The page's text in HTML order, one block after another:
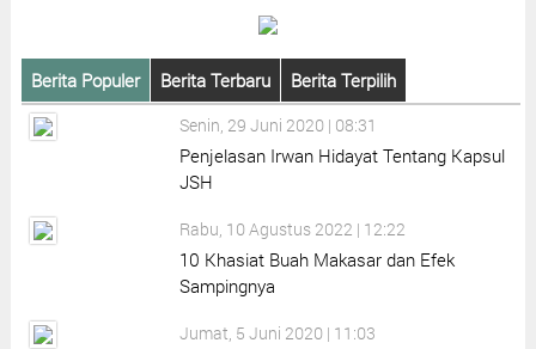
Berita Populer Berita Terbaru Berita Terpilih
Senin, 29 Juni 2020 | 08:31
Penjelasan Irwan Hidayat Tentang Kapsul
JSH
Rabu, 10 Agustus 2022 | 12:22
10 Khasiat Buah Makasar dan Efek
Sampingnya
Jumat, 5 Juni 2020 | 11:03